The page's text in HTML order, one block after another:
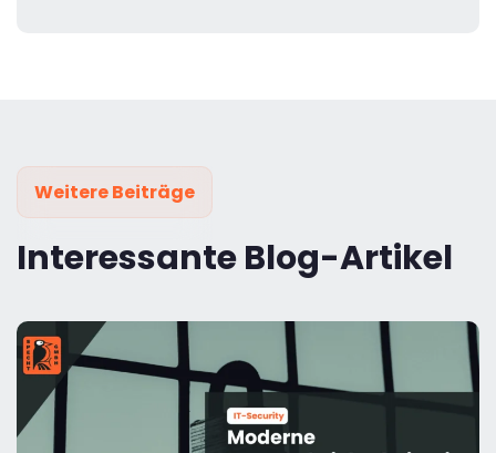
Weitere Beiträge
Interessante Blog-Artikel